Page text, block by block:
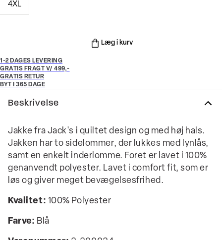
4XL
Læg i kurv
1-2 DAGES LEVERING
GRATIS FRAGT V/ 499,-
GRATIS RETUR
BYT I 365 DAGE
Beskrivelse
Jakke fra Jack's i quiltet design og med høj hals.
Jakken har to sidelommer, der lukkes med lynlås,
samt en enkelt inderlomme. Foret er lavet i 100%
genanvendt polyester. Lavet i comfort fit, som er
løs og giver meget bevægelsesfrihed.
Kvalitet: 100% Polyester
Farve: Blå